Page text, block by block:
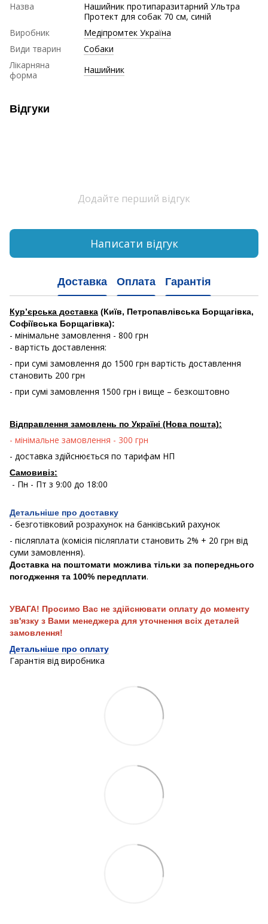
Назва
Нашийник протипаразитарний Ультра
Протект для собак 70 см, синій
Виробник
Медіпромтек Україна
Види тварин
Собаки
Лікарняна
форма
Нашийник
Відгуки
Додайте перший відгук
Написати відгук
Доставка Оплата Гарантія
Кур’єрська доставка (Київ, Петропавлівська Борщагівка,
Софіївська Борщагівка):
- мінімальне замовлення - 800 грн
- вартість доставлення:
- при сумі замовлення до 1500 грн вартість доставлення
становить 200 грн
- при сумі замовлення 1500 грн і вище – безкоштовно
Відправлення замовлень по Україні (Нова пошта):
- мінімальне замовлення - 300 грн
- доставка здійснюється по тарифам НП
Самовивіз:
- Пн - Пт з 9:00 до 18:00
Детальніше про доставку
- безготівковий розрахунок на банківський рахунок
- післяплата (комісія післяплати становить 2% + 20 грн від
суми замовлення).
Доставка на поштомати можлива тільки за попереднього
погодження та 100% передплати.
УВАГА! Просимо Вас не здійснювати оплату до моменту
зв'язку з Вами менеджера для уточнення всіх деталей
замовлення!
Детальніше про оплату
Гарантія від виробника